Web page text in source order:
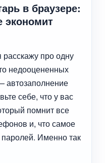
в браузере:
экономит
расскажу про одну
недооцененных
автозаполнение
себе, что у вас
помнит все
и, что самое
Именно так